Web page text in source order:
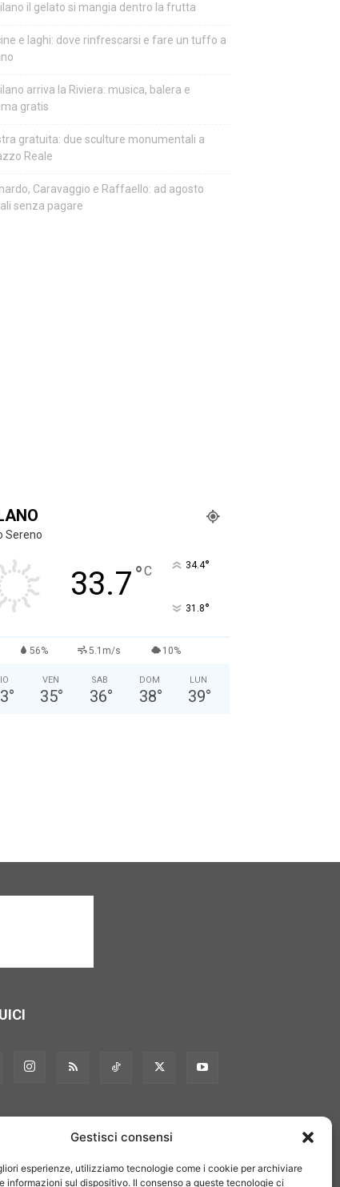
Gestisci consensi
esperienze, utilizziamo tecnologie come i cookie per archiviare
informazioni sul dispositivo. Il consenso a queste tecnologie ci
il gelato si mangia dentro la frutta
e laghi: dove rinfrescarsi e fare un tuffo a
arriva la Riviera: musica, balera e
gratis
gratuita: due sculture monumentali a
Reale
Caravaggio e Raffaello: ad agosto
senza pagare
Sereno
33.7°C 34.4°
31.8°
56% 5.1m/s 10%
°
VEN
35°
SAB
36°
DOM
38°
LUN
39°